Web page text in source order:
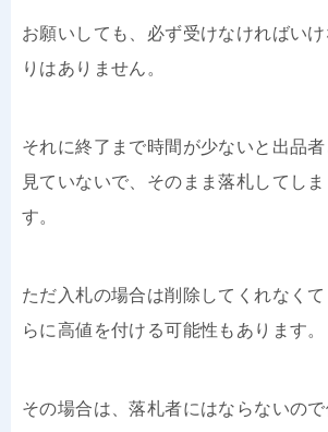
お願いしても、必ず受けなければい
りはありません。
それに終了まで時間が少ないと出品
見ていないで、そのまま落札してし
す。
ただ入札の場合は削除してくれなく
らに高値を付ける可能性もあります。
その場合は、落札者にはならないの